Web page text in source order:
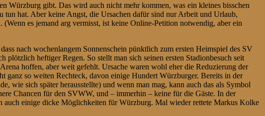
Würzburg gibt. Das wird auch nicht mehr kommen, was ein kleines bisschen
tun hat. Aber keine Angst, die Ursachen dafür sind nur Arbeit und Urlaub,
es jemand arg vermisst, ist keine Online-Petition notwendig, aber ein
nach wochenlangem Sonnenschein pünktlich zum ersten Heimspiel des SV
heftiger Regen. So stellt man sich seinen ersten Stadionbesuch seit
hoffen, aber weit gefehlt. Ursache waren wohl eher die Reduzierung der
ganz so weiten Rechteck, davon einige Hundert Würzburger. Bereits in der
wie sich später herausstellte) und wenn man mag, kann auch das als Symbol
Chancen für den SVWW, und – immerhin – keine für die Gäste. In der
auch einige dicke Möglichkeiten für Würzburg. Mal wieder rettete Markus Kolke